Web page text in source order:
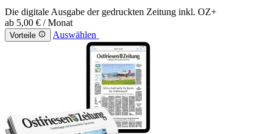
Die digitale Ausgabe der gedruckten Zeitung inkl. OZ+
ab 5,00 € / Monat
Vorteile Auswählen